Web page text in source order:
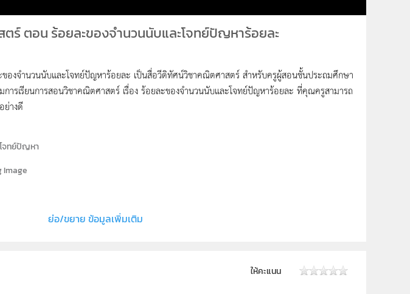
ตอน ร้อยละของจำนวนนับและโจทย์ปัญหาร้อยละ
งจำนวนนับและโจทย์ปัญหาร้อยละ เป็นสื่อวีดิทัศน์วิชาคณิตศาสตร์ สำหรับครูผู้สอนชั้นประถมศึกษา
ารเรียนการสอนวิชาคณิตศาสตร์ เรื่อง ร้อยละของจำนวนนับและโจทย์ปัญหาร้อยละ ที่คุณครูสามารถ
ย่างดี
จทย์ปัญหา
Image
าคณิตศาสตร์และฝ่ายนวัตกรรมและเทคโนโลยีเพื่อการเรียนรู้
ย่อ/ขยาย ข้อมูลเพิ่มเติม
ให้คะแนน